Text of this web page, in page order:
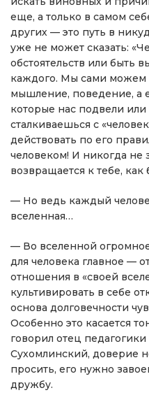
еще, а только в самом
других — это путь в
уже не может сказать:
обстоятельств или быть
каждого. Мы сами можем
мышление, поведение, а
которые нас подвели
сталкиваешься с
действовать по его
человеком! И никогда не
возвращается к тебе, как
— Но ведь каждый
вселенная…
— Во вселенной
для человека главное —
отношения в «своей
культивировать в себе
основа долговечности
Особенно это касается
говорил отец
Сухомлинский, доверие
просить, его нужно
дружбу.